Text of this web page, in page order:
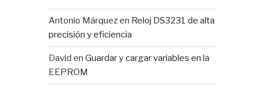
Antonio Márquezen Reloj DS3231 de alta
precisión y eficiencia
David enGuardar y cargar variables en la
EEPROM